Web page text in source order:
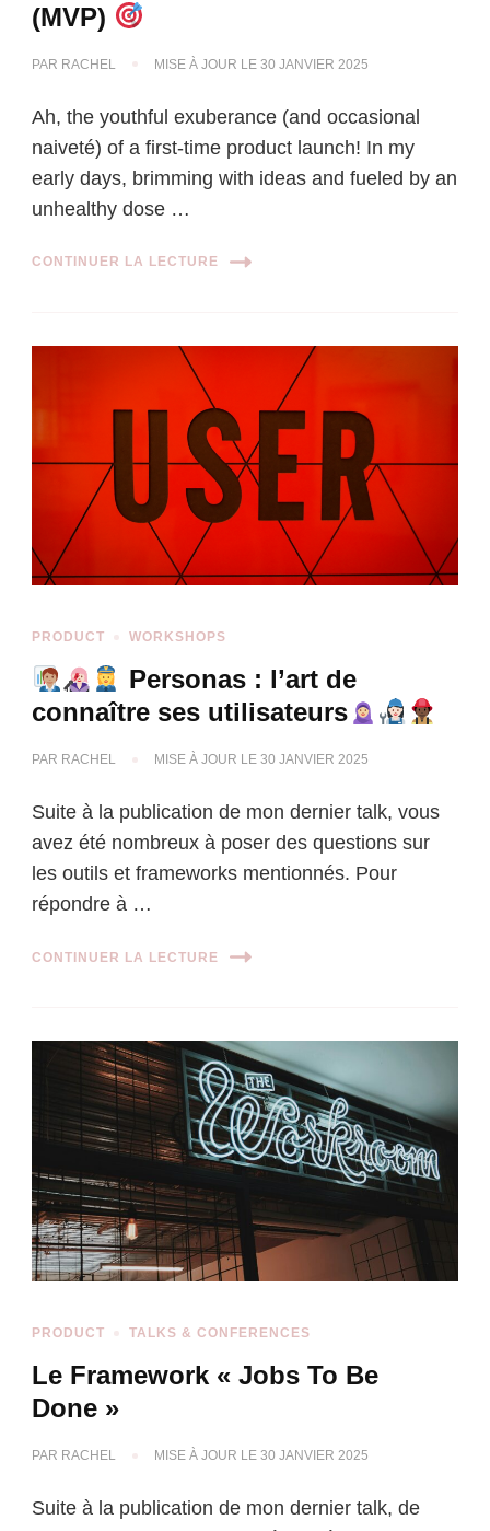
(MVP)
PAR RACHEL MISE À JOUR LE 30 JANVIER 2025
Ah, the youthful exuberance (and occasional
naiveté) of a first-time product launch! In my
early days, brimming with ideas and fueled by an
unhealthy dose …
CONTINUER LA LECTURE
PRODUCT WORKSHOPS
Personas : l’art de
connaître ses utilisateurs
PAR RACHEL MISE À JOUR LE 30 JANVIER 2025
Suite à la publication de mon dernier talk, vous
avez été nombreux à poser des questions sur
les outils et frameworks mentionnés. Pour
répondre à …
CONTINUER LA LECTURE
PRODUCT TALKS & CONFERENCES
Le Framework « Jobs To Be
Done »
PAR RACHEL MISE À JOUR LE 30 JANVIER 2025
Suite à la publication de mon dernier talk, de